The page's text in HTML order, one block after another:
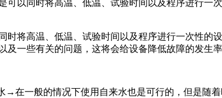
可以同时将高温、低温、试验时间以及程序进行
时将高温、低温、试验时间以及程序进行一次性的
及一些有关的问题，这将会给设备降低故障的发生率
→在一般的情况下使用自来水也是可行的，但是随